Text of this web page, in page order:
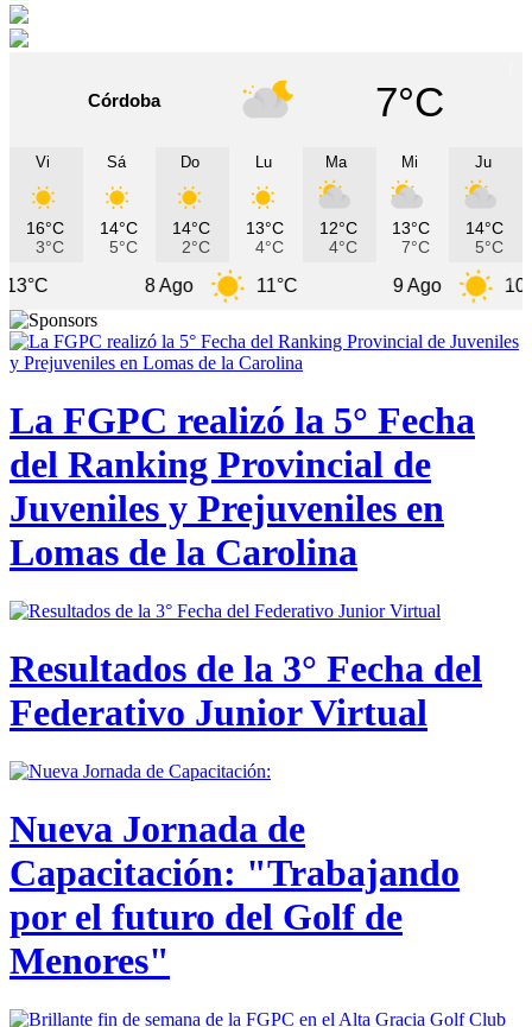
Córdoba 7°C
Vi
16°C
3°C
Sá
14°C
5°C
Do
14°C
2°C
Lu
13°C
4°C
Ma
12°C
4°C
Mi
13°C
7°C
Ju
14°C
5°C
11°C 10°C
La FGPC realizó la 5° Fecha
del Ranking Provincial de
Juveniles y Prejuveniles en
Lomas de la Carolina
Resultados de la 3° Fecha del
Federativo Junior Virtual
Nueva Jornada de
Capacitación: "Trabajando
por el futuro del Golf de
Menores"